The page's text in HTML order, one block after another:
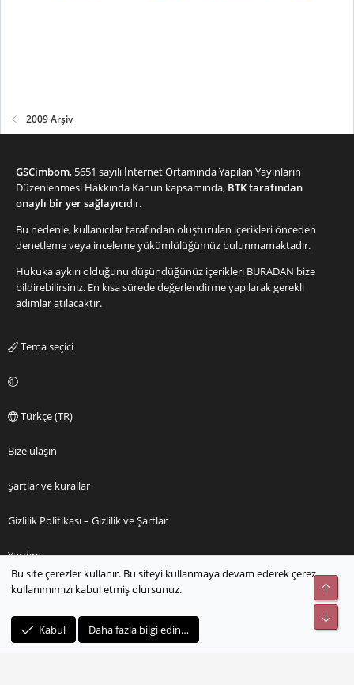
2009 Arşiv
GSCimbom, 5651 sayılı İnternet Ortamında Yapılan Yayınların
Düzenlenmesi Hakkında Kanun kapsamında, BTK tarafından
onaylı bir yer sağlayıcıdır.
Bu nedenle, kullanıcılar tarafından oluşturulan içerikleri önceden
denetleme veya inceleme yükümlülüğümüz bulunmamaktadır.
Hukuka aykırı olduğunu düşündüğünüz içerikleri BURADAN bize
bildirebilirsiniz. En kısa sürede değerlendirme yapılarak gerekli
adımlar atılacaktır.
Tema seçici
Türkçe (TR)
Bize ulaşın
Şartlar ve kurallar
Gizlilik Politikası – Gizlilik ve Şartlar
Yardım
Ana sayfa
S
S
Bu site çerezler kullanır. Bu siteyi kullanmaya devam ederek çerez
kullanımımızı kabul etmiş olursunuz.
Kabul Daha fazla bilgi edin…